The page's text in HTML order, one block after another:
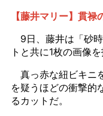
【藤井マリー】貫
9日、藤井は「砂
トと共に1枚の画像を
真っ赤な紐ビキニ
を疑うほどの衝撃的
るカットだ。